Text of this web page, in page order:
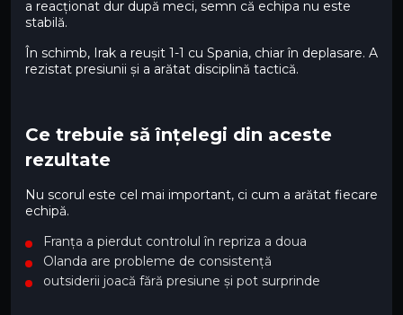
a reacționat dur după meci, semn că echipa nu este
stabilă.
În schimb, Irak a reușit 1-1 cu Spania, chiar în deplasare. A
rezistat presiunii și a arătat disciplină tactică.
Ce trebuie să înțelegi din aceste
rezultate
Nu scorul este cel mai important, ci cum a arătat fiecare
echipă.
Franța a pierdut controlul în repriza a doua
Olanda are probleme de consistență
outsiderii joacă fără presiune și pot surprinde